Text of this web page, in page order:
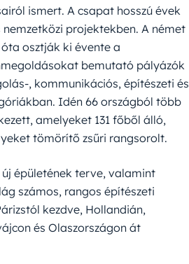
ismert. A csapat hosszú évek
projektekben. A német
osztják ki évente a
bemutató pályázók
, kommunikációs, építészeti és
Idén 66 országból több
amelyeket 131 főből álló,
tömörítő zsűri rangsorolt.
épületének terve, valamint
számos, rangos építészeti
kezdve, Hollandián,
és Olaszországon át